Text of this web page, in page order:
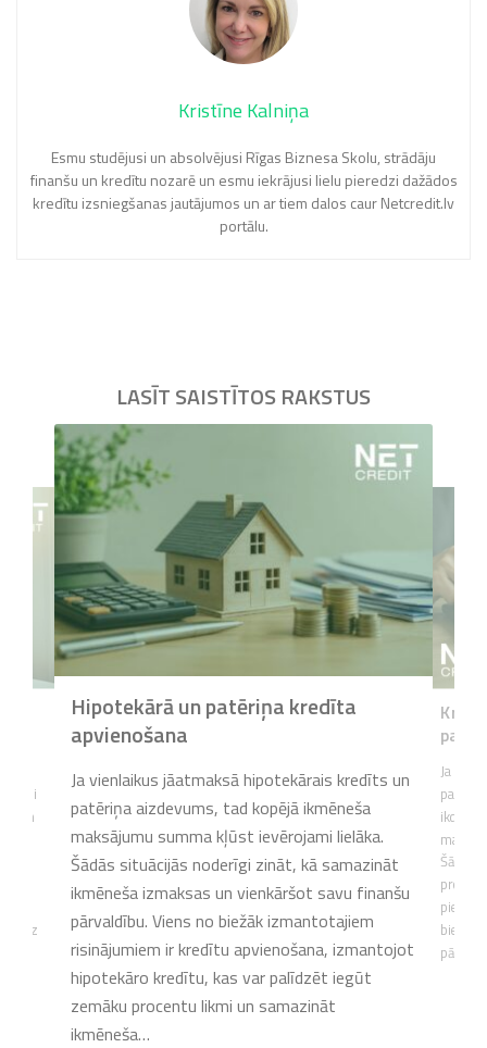
Kristīne Kalniņa
Esmu studējusi un absolvējusi Rīgas Biznesa Skolu, strādāju
finanšu un kredītu nozarē un esmu iekrājusi lielu pieredzi dažādos
kredītu izsniegšanas jautājumos un ar tiem dalos caur Netcredit.lv
portālu.
LASĪT SAISTĪTOS RAKSTUS
Hipotekārā un patēriņa kredīta
apvienošana
Ja vienlaikus jāatmaksā hipotekārais kredīts un
patēriņa aizdevums, tad kopējā ikmēneša
maksājumu summa kļūst ievērojami lielāka.
Šādās situācijās noderīgi zināt, kā samazināt
ikmēneša izmaksas un vienkāršot savu finanšu
pārvaldību. Viens no biežāk izmantotajiem
risinājumiem ir kredītu apvienošana, izmantojot
hipotekāro kredītu, kas var palīdzēt iegūt
zemāku procentu likmi un samazināt
ikmēneša…
Ja
Šādā